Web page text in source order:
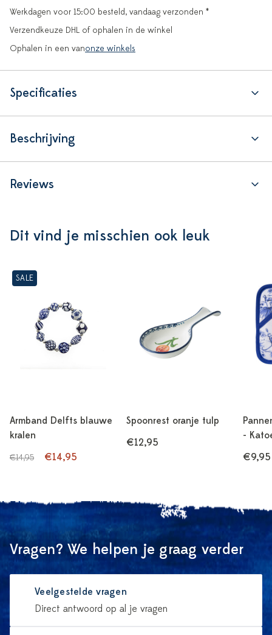
Werkdagen voor 15:00 besteld, vandaag verzonden *
Verzendkeuze DHL of ophalen in de winkel
Ophalen in een vanonze winkels
Specificaties
Beschrijving
Reviews
Dit vind je misschien ook leuk
SALE
Armband Delfts blauwe
kralen
€14,95 €14,95
Spoonrest oranje tulp
€12,95
-
€9,95
Vragen? We helpen je graag verder
Veelgestelde vragen
Direct antwoord op al je vragen